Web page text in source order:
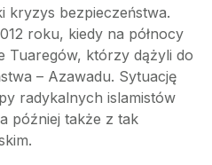
kryzys bezpieczeństwa.
roku, kiedy na północy
Tuaregów, którzy dążyli do
– Azawadu. Sytuację
radykalnych islamistów
później także z tak